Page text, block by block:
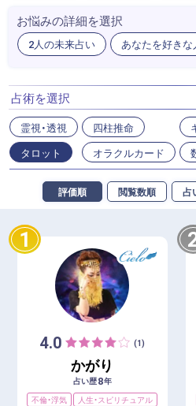
お悩みの詳細を選択
2人の未来占い あなたを好きな
占術を選択
霊視・透視
タロット
四柱推命
オラクルカード
評価順 閲覧数順 占
1
4.0 (1)
かがり
占い歴8年
不倫・浮気
人生・スピリチュアル